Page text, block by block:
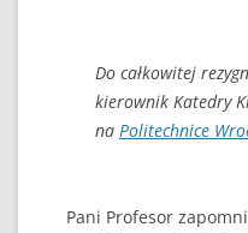
Do całkowitej
kierownik Katedry
na Politechnice
Pani Profesor